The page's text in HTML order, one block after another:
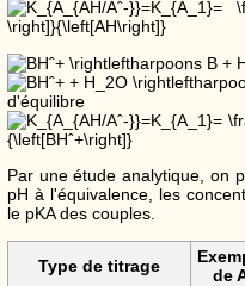
d'équilibre
Par une étude analytique, on
pH à l'équivalence, les
le pKA des couples.
Type de titrage
de